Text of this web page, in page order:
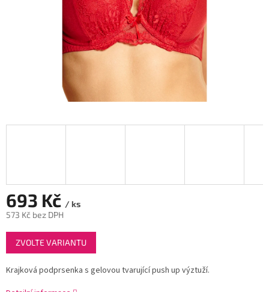
693 Kč / ks
573 Kč bez DPH
Měrná
cena:
ZVOLTE VARIANTU
Krajková podprsenka s gelovou tvarující push up výztuží.